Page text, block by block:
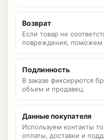
Возврат
Если товар не
повреждения,
Подлинность
В заказе фиксируются
объем и продавец.
Данные покупателя
Используем контакты
оплаты, доставки и